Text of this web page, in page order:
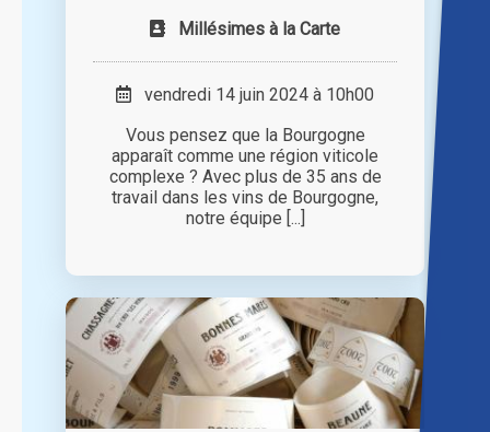
Millésimes à la Carte
vendredi 14 juin 2024 à 10h00
Vous pensez que la Bourgogne
apparaît comme une région viticole
complexe ? Avec plus de 35 ans de
travail dans les vins de Bourgogne,
notre équipe [...]